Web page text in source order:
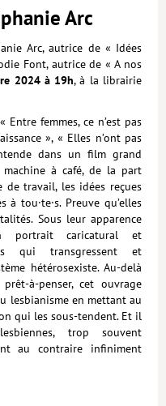
<<
<<
Corporate
Arc
Arc, autrice de « Idées
Font, autrice de « A nos
2024 à 19h, à la librairie
femmes, ce n’est pas
», « Elles n’ont pas
dans un film grand
à café, de la part
de travail, les idées reçues
tou·te·s. Preuve qu’elles
Sous leur apparence
portrait caricatural et
qui transgressent et
hétérosexiste. Au-delà
à-penser, cet ouvrage
lesbianisme en mettant au
qui les sous-tendent. Et il
trop souvent
au contraire infiniment